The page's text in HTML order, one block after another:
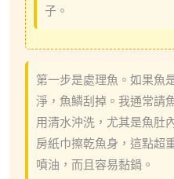
子。
第一步是處理魚。如果魚
淨，魚鱗刮掉。我通常請
用清水沖洗，尤其是魚肚
房紙巾擦乾魚身，這點超
噴油，而且容易黏鍋。